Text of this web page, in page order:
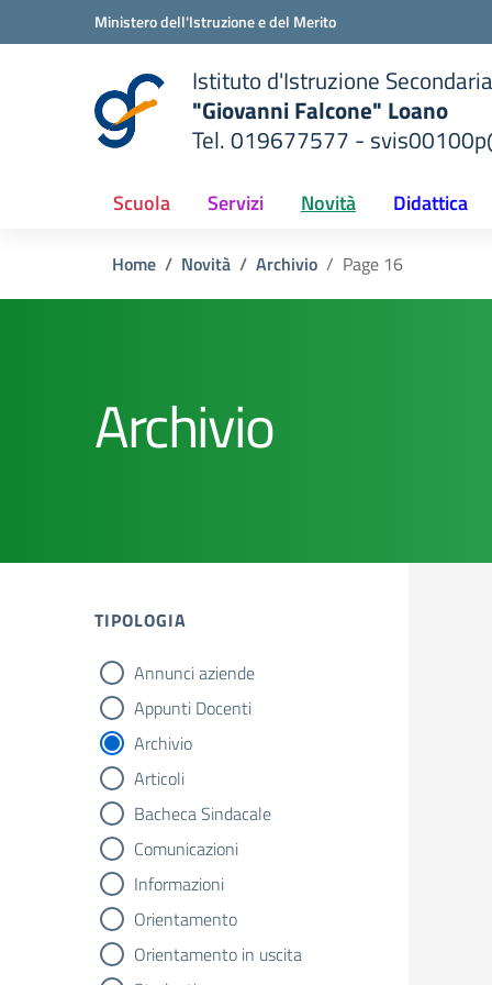
Vai ai contenuti
Vai al menu di navigazioneMinistero dell'Istruzione e del Merito
Istituto d'Istruzione
"Giovanni Falcone" Loano
Tel. 019677577 -
Scuola Servizi Novità Didattica
Home Novità Archivio Page 16
Archivio
TIPOLOGIA
tipologia di articoli
Annunci aziende
Appunti Docenti
Archivio
Articoli
Bacheca Sindacale
Comunicazioni
Informazioni
Orientamento
Orientamento in uscita